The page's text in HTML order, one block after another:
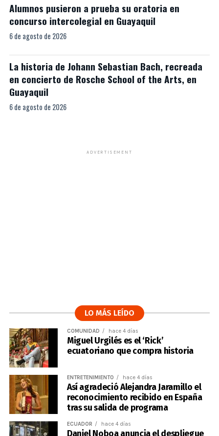
Alumnos pusieron a prueba su oratoria en
concurso intercolegial en Guayaquil
6 de agosto de 2026
La historia de Johann Sebastian Bach, recreada
en concierto de Rosche School of the Arts, en
Guayaquil
6 de agosto de 2026
ADVERTISEMENT
LO MÁS LEÍDO
COMUNIDAD hace 4 días
Miguel Urgilés es el ‘Rick’
ecuatoriano que compra historia
ENTRETENIMIENTO hace 4 días
Así agradeció Alejandra Jaramillo el
reconocimiento recibido en España
tras su salida de programa
ECUADOR hace 4 días
Daniel Noboa anuncia el despliegue